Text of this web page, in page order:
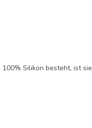
Silikon besteht, ist sie